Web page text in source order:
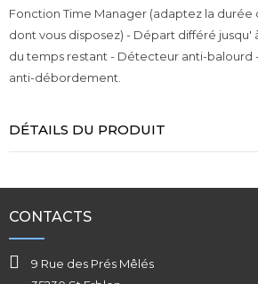
Fonction Time Manager (adaptez la durée
dont vous disposez) - Départ différé jusqu'
du temps restant - Détecteur anti-balourd
anti-débordement.
DÉTAILS DU PRODUIT
CONTACTS
9 Rue des Prés Mêlés